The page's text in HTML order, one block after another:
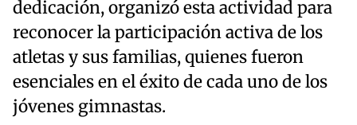
dedicación, organizó esta actividad para
reconocer la participación activa de los
atletas y sus familias, quienes fueron
esenciales en el éxito de cada uno de los
jóvenes gimnastas.